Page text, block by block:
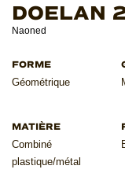
DOELAN
Naoned
Géométrique
Combiné
plastique/métal